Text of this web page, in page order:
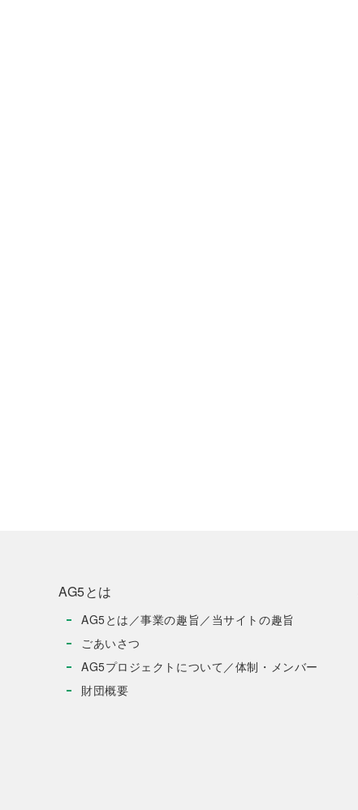
AG5とは
AG5とは／事業の趣旨／当サイトの趣旨
ごあいさつ
AG5プロジェクトについて／体制・メンバー
財団概要